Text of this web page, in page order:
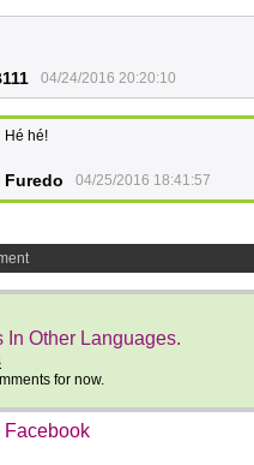
04/24/2016 20:20:10
Hé hé!
Furedo 04/25/2016 18:41:57
In Other Languages.
for now.
Facebook